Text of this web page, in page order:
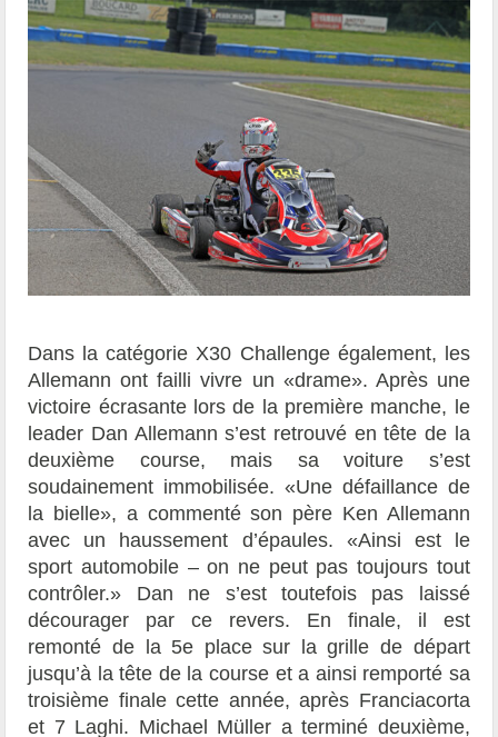
Dans la catégorie X30 Challenge également, les
Allemann ont failli vivre un «drame». Après une
victoire écrasante lors de la première manche, le
leader Dan Allemann s’est retrouvé en tête de la
deuxième course, mais sa voiture s’est
soudainement immobilisée. «Une défaillance de
la bielle», a commenté son père Ken Allemann
avec un haussement d’épaules. «Ainsi est le
sport automobile – on ne peut pas toujours tout
contrôler.» Dan ne s’est toutefois pas laissé
décourager par ce revers. En finale, il est
remonté de la 5e place sur la grille de départ
jusqu’à la tête de la course et a ainsi remporté sa
troisième finale cette année, après Franciacorta
et 7 Laghi. Michael Müller a terminé deuxième,